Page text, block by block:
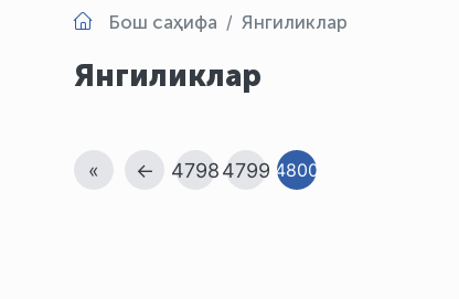
Бош саҳифа Янгиликлар
Янгиликлар
« ← 47984799 4800